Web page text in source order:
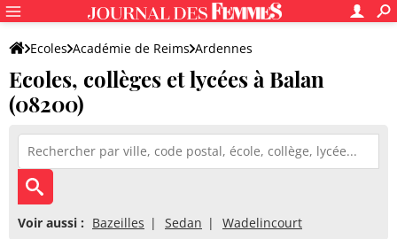
Ecoles Académie de Reims Ardennes
Ecoles, collèges et lycées à Balan
(08200)
Voir aussi : Bazeilles Sedan Wadelincourt